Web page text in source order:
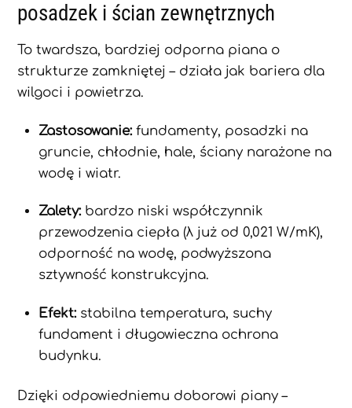
posadzek i ścian zewnętrznych
To twardsza, bardziej odporna piana o
strukturze zamkniętej – działa jak bariera dla
wilgoci i powietrza.
Zastosowanie:fundamenty, posadzki na
gruncie, chłodnie, hale, ściany narażone na
wodę i wiatr.
Zalety:bardzo niski współczynnik
przewodzenia ciepła (λ już od 0,021 W/mK),
odporność na wodę, podwyższona
sztywność konstrukcyjna.
Efekt:stabilna temperatura, suchy
fundament i długowieczna ochrona
budynku.
Dzięki odpowiedniemu doborowi piany –